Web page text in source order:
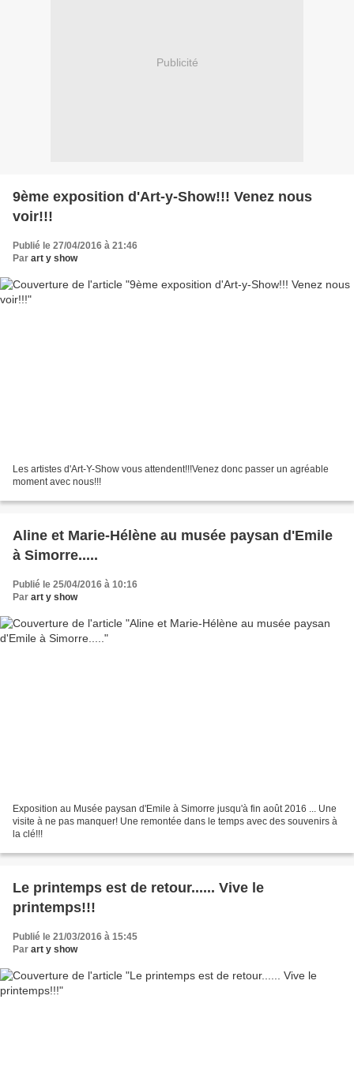
Publicité
9ème exposition d'Art-y-Show!!! Venez nous
voir!!!
Publié le 27/04/2016 à 21:46
Par art y show
Les artistes d'Art-Y-Show vous attendent!!!Venez donc passer un agréable
moment avec nous!!!
Aline et Marie-Hélène au musée paysan d'Emile
à Simorre.....
Publié le 25/04/2016 à 10:16
Par art y show
Exposition au Musée paysan d'Emile à Simorre jusqu'à fin août 2016 ... Une
visite à ne pas manquer! Une remontée dans le temps avec des souvenirs à
la clé!!!
Le printemps est de retour...... Vive le
printemps!!!
Publié le 21/03/2016 à 15:45
Par art y show